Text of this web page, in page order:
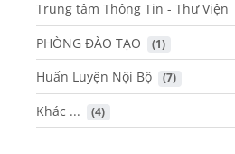
Trung tâm Thông Tin - Thư Viện
PHÒNG ĐÀO TẠO (1)
Huấn Luyện Nội Bộ (7)
Khác ... (4)